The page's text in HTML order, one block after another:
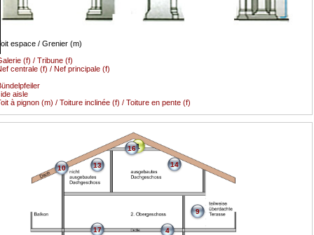
espace / Grenier (m)
(f) / Tribune (f)
centrale (f) / Nef principale (f)
aisle
à pignon (m) / Toiture inclinée (f) / Toiture en pente (f)
1
4
9
10 13 14
16
17